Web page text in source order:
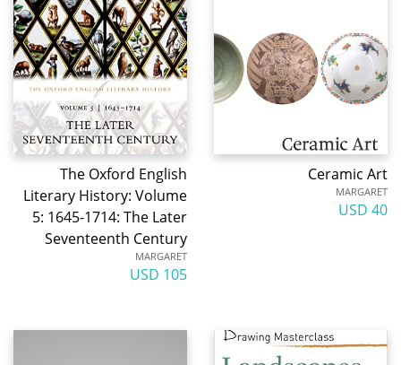
Ceramic Art
MARGARET
40 USD
The Oxford English
Literary History: Volume
5: 1645-1714: The Later
Seventeenth Century
MARGARET
105 USD